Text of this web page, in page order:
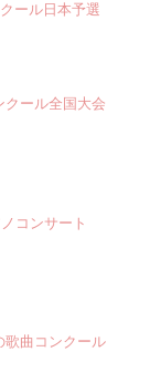
ール日本予選
クール全国大会
コンサート
歌曲コンクール